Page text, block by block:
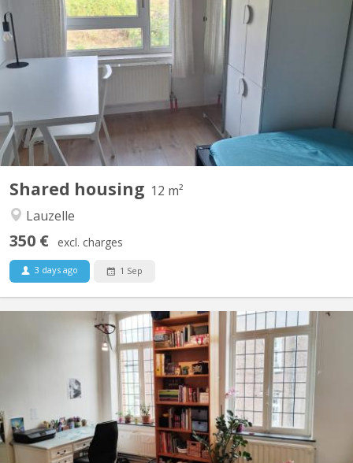
Shared housing 12 m²
Lauzelle
350 € excl. charges
3 days ago 1 Sep
familiale à Lauzelle (Louvain-la-Neuve) Nous proposons une
chambre meublée à louer dans une maison familiale située dans
le quartier résidentiel de Lauzelle, à Louvain-la-Neuve. La maison
est partagée avec la propriétaire, un étudiant en Erasmus à
UCLouvain et un élève en retho au LMV. 🔹...
KV 1374
2 nice rooms + - 20m2 to rent (2 other rooms already rented)
only for students in a building occupied during the day by 2
physiotherapists on the ground floor. Advertisement on line =
room still available Renting period till 30/08/2025 Wooden floors,
very bright rooms. Interior courtyard,...